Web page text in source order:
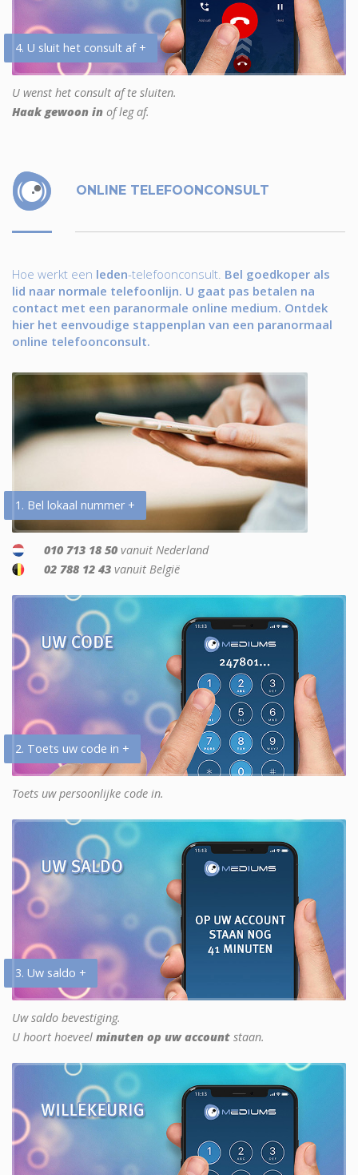
4. U sluit het consult af +
U wenst het consult af te sluiten.
Haak gewoon in of leg af.
ONLINE TELEFOONCONSULT
Hoe werkt een leden-telefoonconsult. Bel goedkoper als
lid naar normale telefoonlijn. U gaat pas betalen na
contact met een paranormale online medium. Ontdek
hier het eenvoudige stappenplan van een paranormaal
online telefoonconsult.
1. Bel lokaal nummer +
010 713 18 50 vanuit Nederland
02 788 12 43 vanuit België
2. Toets uw code in +
Toets uw persoonlijke code in.
3. Uw saldo +
Uw saldo bevestiging.
U hoort hoeveel minuten op uw account staan.